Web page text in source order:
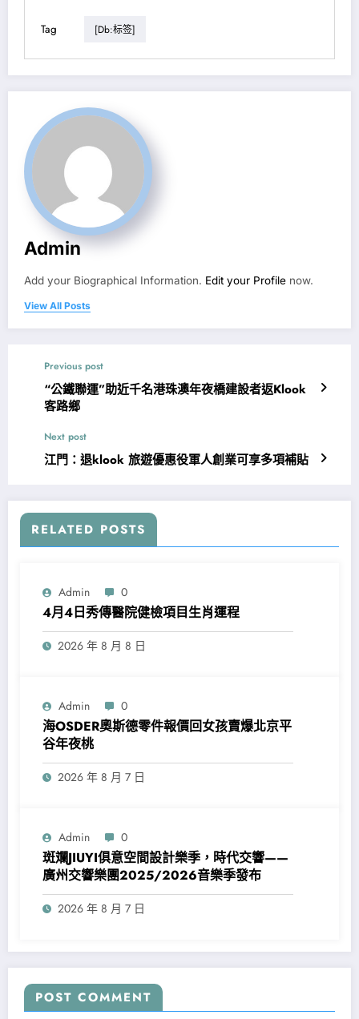
Tag [db:标签]
Admin
Add your Biographical Information. Edit your Profile now.
View All Posts
Previous post
“公鐵聯運”助近千名港珠澳年夜橋建設者返Klook
客路鄉
Next post
江門：退klook 旅遊優惠役軍人創業可享多項補貼
RELATED POSTS
Admin 0
4月4日秀傳醫院健檢項目生肖運程
2026 年 8 月 8 日
Admin 0
海OSDER奧斯德零件報價回女孩賣爆北京平
谷年夜桃
2026 年 8 月 7 日
Admin 0
斑斕JIUYI俱意空間設計樂季，時代交響——
廣州交響樂團2025/2026音樂季發布
2026 年 8 月 7 日
POST COMMENT